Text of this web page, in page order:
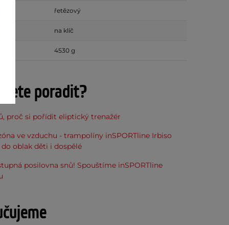
řetězový
na klíč
4530 g
poradit?
proč si pořídit eliptický trenažér
ve vzduchu - trampolíny inSPORTline Irbiso
oblak děti i dospělé
posilovna snů! Spouštíme inSPORTline